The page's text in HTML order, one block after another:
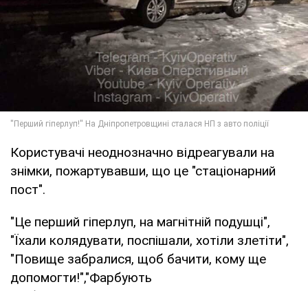
Користувачі неоднозначно відреагували на
знімки, пожартувавши, що це "стаціонарний
пост".
"Це перший гіперлуп, на магнітній подушці",
"Їхали колядувати, поспішали, хотіли злетіти",
"Повище забралися, щоб бачити, кому ще
допомогти!","Фарбують